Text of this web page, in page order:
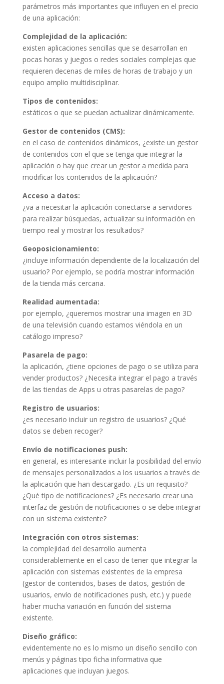
parámetros más importantes que influyen en el precio
de una aplicación:
Complejidad de la aplicación:
existen aplicaciones sencillas que se desarrollan en
pocas horas y juegos o redes sociales complejas que
requieren decenas de miles de horas de trabajo y un
equipo amplio multidisciplinar.
Tipos de contenidos:
estáticos o que se puedan actualizar dinámicamente.
Gestor de contenidos (CMS):
en el caso de contenidos dinámicos, ¿existe un gestor
de contenidos con el que se tenga que integrar la
aplicación o hay que crear un gestor a medida para
modificar los contenidos de la aplicación?
Acceso a datos:
¿va a necesitar la aplicación conectarse a servidores
para realizar búsquedas, actualizar su información en
tiempo real y mostrar los resultados?
Geoposicionamiento:
¿incluye información dependiente de la localización del
usuario? Por ejemplo, se podría mostrar información
de la tienda más cercana.
Realidad aumentada:
por ejemplo, ¿queremos mostrar una imagen en 3D
de una televisión cuando estamos viéndola en un
catálogo impreso?
Pasarela de pago:
la aplicación, ¿tiene opciones de pago o se utiliza para
vender productos? ¿Necesita integrar el pago a través
de las tiendas de Apps u otras pasarelas de pago?
Registro de usuarios:
¿es necesario incluir un registro de usuarios? ¿Qué
datos se deben recoger?
Envío de notificaciones push:
en general, es interesante incluir la posibilidad del envío
de mensajes personalizados a los usuarios a través de
la aplicación que han descargado. ¿Es un requisito?
¿Qué tipo de notificaciones? ¿Es necesario crear una
interfaz de gestión de notificaciones o se debe integrar
con un sistema existente?
Integración con otros sistemas:
la complejidad del desarrollo aumenta
considerablemente en el caso de tener que integrar la
aplicación con sistemas existentes de la empresa
(gestor de contenidos, bases de datos, gestión de
usuarios, envío de notificaciones push, etc.) y puede
haber mucha variación en función del sistema
existente.
Diseño gráfico:
evidentemente no es lo mismo un diseño sencillo con
menús y páginas tipo ficha informativa que
aplicaciones que incluyan juegos.